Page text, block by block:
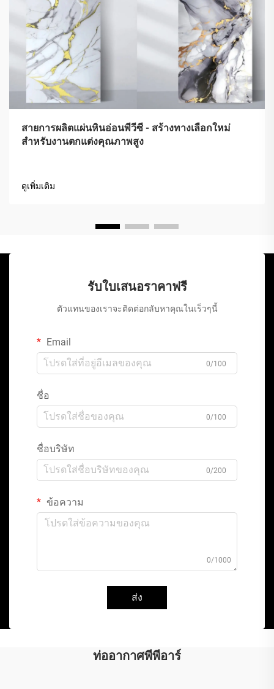
สายการผลิตแผ่นหินอ่อนพีวีซี - สร้างทางเลือกใหม่
สำหรับงานตกแต่งคุณภาพสูง
ดูเพิ่มเติม
รับใบเสนอราคาฟรี
ตัวแทนของเราจะติดต่อกลับหาคุณในเร็วๆนี้
Email
0/100
ชื่อ
0/100
ชื่อบริษัท
0/200
ข้อความ
0/1000
ส่ง
ท่ออากาศพีพีอาร์